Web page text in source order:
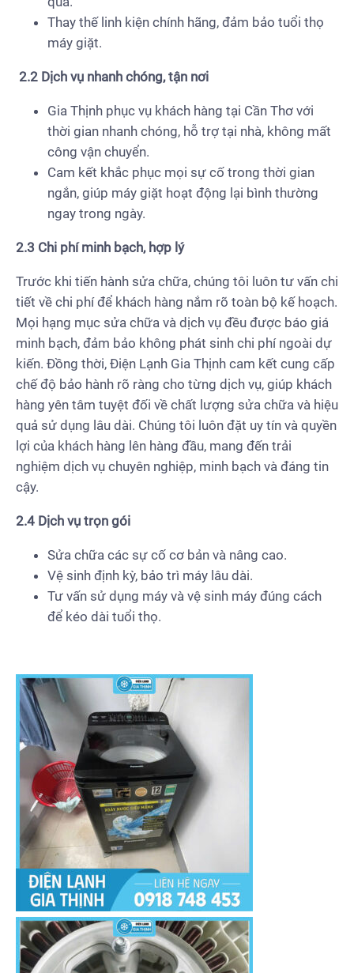
Thay thế linh kiện chính hãng, đảm bảo tuổi thọ
máy giặt.
2.2 Dịch vụ nhanh chóng, tận nơi
Gia Thịnh phục vụ khách hàng tại Cần Thơ với
thời gian nhanh chóng, hỗ trợ tại nhà, không mất
công vận chuyển.
Cam kết khắc phục mọi sự cố trong thời gian
ngắn, giúp máy giặt hoạt động lại bình thường
ngay trong ngày.
2.3 Chi phí minh bạch, hợp lý
Trước khi tiến hành sửa chữa, chúng tôi luôn tư vấn chi
tiết về chi phí để khách hàng nắm rõ toàn bộ kế hoạch.
Mọi hạng mục sửa chữa và dịch vụ đều được báo giá
minh bạch, đảm bảo không phát sinh chi phí ngoài dự
kiến. Đồng thời, Điện Lạnh Gia Thịnh cam kết cung cấp
chế độ bảo hành rõ ràng cho từng dịch vụ, giúp khách
hàng yên tâm tuyệt đối về chất lượng sửa chữa và hiệu
quả sử dụng lâu dài. Chúng tôi luôn đặt uy tín và quyền
lợi của khách hàng lên hàng đầu, mang đến trải
nghiệm dịch vụ chuyên nghiệp, minh bạch và đáng tin
cậy.
2.4 Dịch vụ trọn gói
Sửa chữa các sự cố cơ bản và nâng cao.
Vệ sinh định kỳ, bảo trì máy lâu dài.
Tư vấn sử dụng máy và vệ sinh máy đúng cách
để kéo dài tuổi thọ.